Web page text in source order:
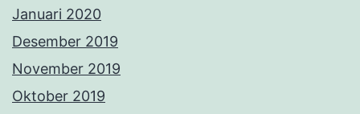
Januari 2020
Desember 2019
November 2019
Oktober 2019